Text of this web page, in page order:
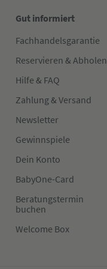
Gut informiert
Fachhandelsgarantie
Reservieren & Abholen
Hilfe & FAQ
Zahlung & Versand
Newsletter
Gewinnspiele
Dein Konto
BabyOne-Card
Beratungstermin
buchen
Welcome Box